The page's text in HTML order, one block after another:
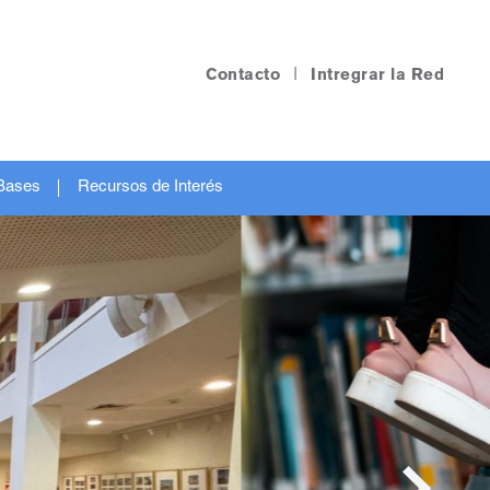
Contacto | Intregrar la Red
Recursos de Interés